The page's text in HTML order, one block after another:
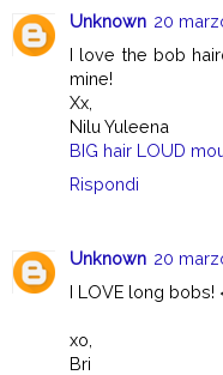
Unknown 20
I love the bob
mine!
Xx,
Nilu Yuleena
BIG hair LOUD
Rispondi
Unknown 20
I LOVE long bobs!
xo,
Bri